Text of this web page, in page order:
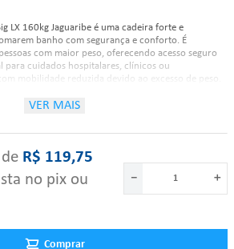
LX 160kg Jaguaribe é uma cadeira forte e
banho com segurança e conforto. É
com maior peso, oferecendo acesso seguro
para cuidados hospitalares, clínicos ou
mobilidade reduzida devido ao excesso de peso.
banho 160 kg;
carbono com tratamento anti ferrugem;
VER MAIS
R$ 119,75
no pix ou
＋
－
Comprar